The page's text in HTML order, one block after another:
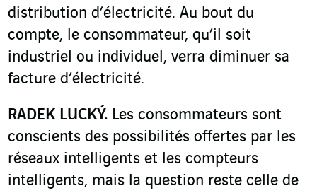
distribution d’électricité. Au bout du
compte, le consommateur, qu’il soit
industriel ou individuel, verra diminuer sa
facture d’électricité.
RADEK LUCKÝ. Les consommateurs sont
conscients des possibilités offertes par les
réseaux intelligents et les compteurs
intelligents, mais la question reste celle de